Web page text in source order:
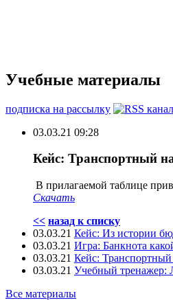
Учебные материалы
подписка на рассылку
03.03.21 09:28
Кейс: Транспортный
В прилагаемой таблице
Скачать
<< назад к списку
03.03.21 Кейс: Из истории
03.03.21 Игра: Банкнота
03.03.21 Кейс: Транспортный
03.03.21 Учебный тренажер:
Все материалы